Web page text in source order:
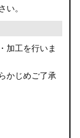
い。
加工を行いま
かじめご了承